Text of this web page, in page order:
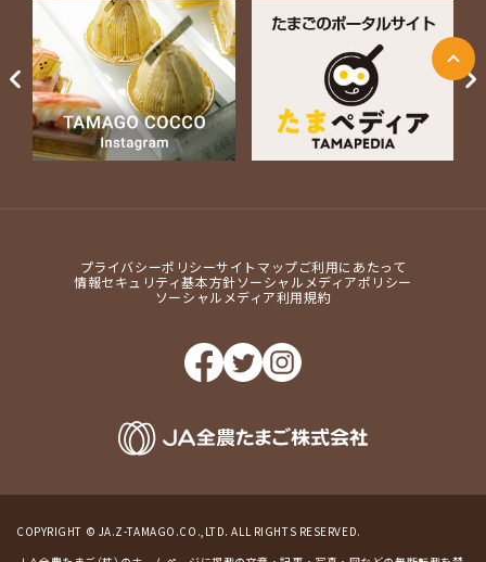
プライバシーポリシーサイトマップご利用にあたって
情報セキュリティ基本方針ソーシャルメディアポリシー
ソーシャルメディア利用規約
COPYRIGHT © JA.Z-TAMAGO.CO.,LTD. ALL RIGHTS RESERVED.
ージ上部に戻る